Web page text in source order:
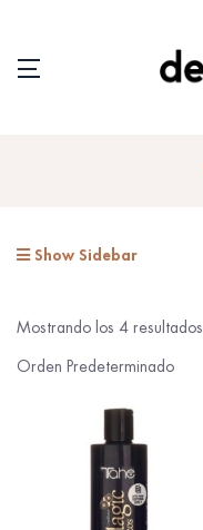
Show Sidebar
Mostrando los 4 resultados